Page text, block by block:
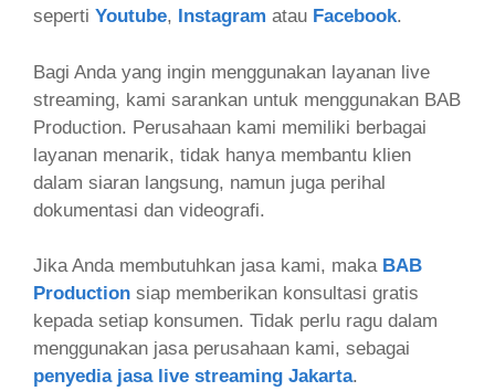
seperti Youtube, Instagram atau Facebook.
Bagi Anda yang ingin menggunakan layanan live
streaming, kami sarankan untuk menggunakan BAB
Production. Perusahaan kami memiliki berbagai
layanan menarik, tidak hanya membantu klien
dalam siaran langsung, namun juga perihal
dokumentasi dan videografi.
Jika Anda membutuhkan jasa kami, maka BAB
Production siap memberikan konsultasi gratis
kepada setiap konsumen. Tidak perlu ragu dalam
menggunakan jasa perusahaan kami, sebagai
penyedia jasa live streaming Jakarta.